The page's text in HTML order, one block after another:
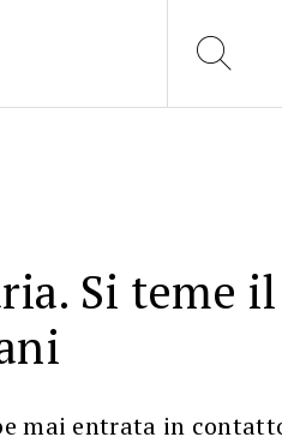
Si teme il
mai entrata in